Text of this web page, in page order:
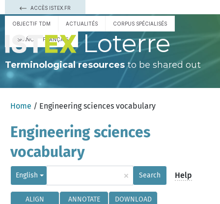
ACCÈS ISTEX.FR
OBJECTIF TDM ACTUALITÉS CORPUS SPÉCIALISÉS
ESPAÑOL FRANÇAIS Loterre
Terminological resourcesto be shared out
Home / Engineering sciences vocabulary
Engineering sciences
vocabulary
English × Search Help
ALIGN ANNOTATE DOWNLOAD